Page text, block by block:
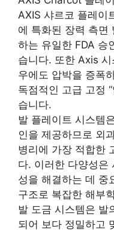
AXIS 샤르코 플레이
에 특화된 장력 측면
하는 유일한 FDA 승
습니다. 또한 Axis
우에도 압박을 증폭
독점적인 고급 고정
습니다.
발 플레이트 시스템
인을 제공하므로 외
병리에 가장 적합한
다. 이러한 다양성은
성을 해결하는 데 중
구조로 복잡한 해부
발 도금 시스템은 발
되어 보다 정밀하고